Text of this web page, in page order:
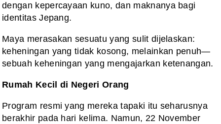
dengan kepercayaan kuno, dan maknanya bagi
identitas Jepang.
Maya merasakan sesuatu yang sulit dijelaskan:
keheningan yang tidak kosong, melainkan penuh—
sebuah keheningan yang mengajarkan ketenangan.
Rumah Kecil di Negeri Orang
Program resmi yang mereka tapaki itu seharusnya
berakhir pada hari kelima. Namun, 22 November